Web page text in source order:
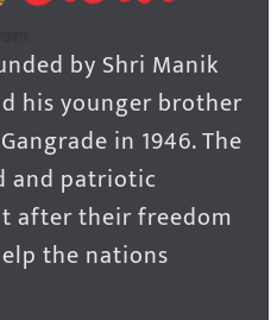
by Shri Manik
his younger brother
in 1946. The
and patriotic
after their freedom
the nations